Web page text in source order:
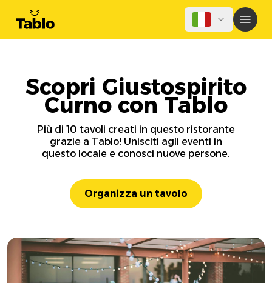
Scopri Giustospirito
Curno con Tablo
Più di 10 tavoli creati in questo ristorante
grazie a Tablo! Unisciti agli eventi in
questo locale e conosci nuove persone.
Organizza un tavolo